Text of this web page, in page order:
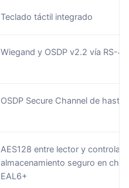
Teclado táctil integrado
Wiegand y OSDP v2.2 vía RS-
OSDP Secure Channel de hasta
AES128 entre lector y
almacenamiento seguro en
EAL6+